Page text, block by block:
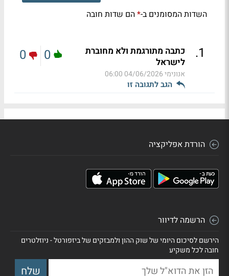
השדות המסומנים ב-*הם שדות חובה
1
.
כתבה מתורגמת ולא מחוברת
לישראל
אנונימי04/06/2026 06:00
הגב לתגובה זו
0
0
הורדת אפליקציה
הרשמה לדיוור
הירשם לסיכום היומי של שוק ההון ולמבזקים של ביזפורטל - ניוזלטרים
חובה לכל משקיע